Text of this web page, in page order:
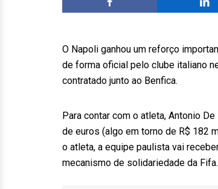
O Napoli ganhou um reforço
de forma oficial pelo clube italiano
contratado junto ao Benfica.
Para contar com o atleta, Antonio
de euros (algo em torno de R$ 182
o atleta, a equipe paulista vai
mecanismo de solidariedade da Fifa.